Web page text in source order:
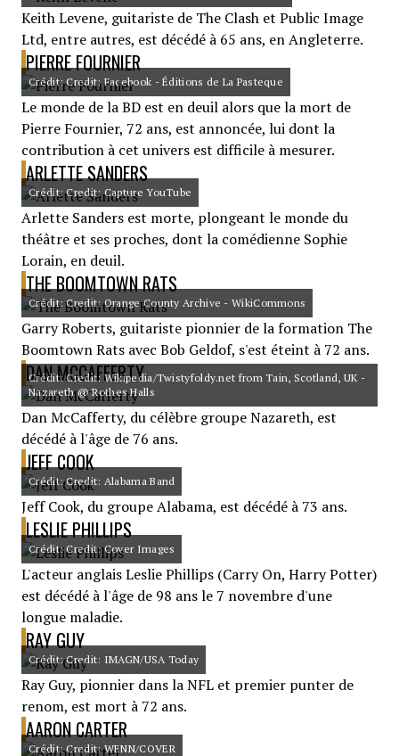
Keith Levene, guitariste de The Clash et Public Image
Ltd, entre autres, est décédé à 65 ans, en Angleterre.
PIERRE FOURNIER
Crédit: Credit: Facebook - Éditions de La Pasteque
Le monde de la BD est en deuil alors que la mort de
Pierre Fournier, 72 ans, est annoncée, lui dont la
contribution à cet univers est difficile à mesurer.
ARLETTE SANDERS
Crédit: Credit: Capture YouTube
Arlette Sanders est morte, plongeant le monde du
théâtre et ses proches, dont la comédienne Sophie
Lorain, en deuil.
THE BOOMTOWN RATS
Crédit: Credit: Orange County Archive - WikiCommons
Garry Roberts, guitariste pionnier de la formation The
Boomtown Rats avec Bob Geldof, s'est éteint à 72 ans.
DAN MCCAFFERTY
Crédit: Credit: Wikipedia/Twistyfoldy.net from Tain, Scotland, UK -
Nazareth @ Rothes Halls
Dan McCafferty, du célèbre groupe Nazareth, est
décédé à l'âge de 76 ans.
JEFF COOK
Crédit: Credit: Alabama Band
Jeff Cook, du groupe Alabama, est décédé à 73 ans.
LESLIE PHILLIPS
Crédit: Credit: Cover Images
L'acteur anglais Leslie Phillips (Carry On, Harry Potter)
est décédé à l'âge de 98 ans le 7 novembre d'une
longue maladie.
RAY GUY
Crédit: Credit: IMAGN/USA Today
Ray Guy, pionnier dans la NFL et premier punter de
renom, est mort à 72 ans.
AARON CARTER
Crédit: Credit: WENN/COVER